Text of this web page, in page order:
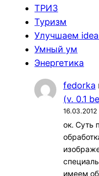
ТРИЗ
Туризм
Улучшаем
Умный ум
Энергетика
fedorka
(v. 0.1
16.03.2012
ок. Суть
имеем